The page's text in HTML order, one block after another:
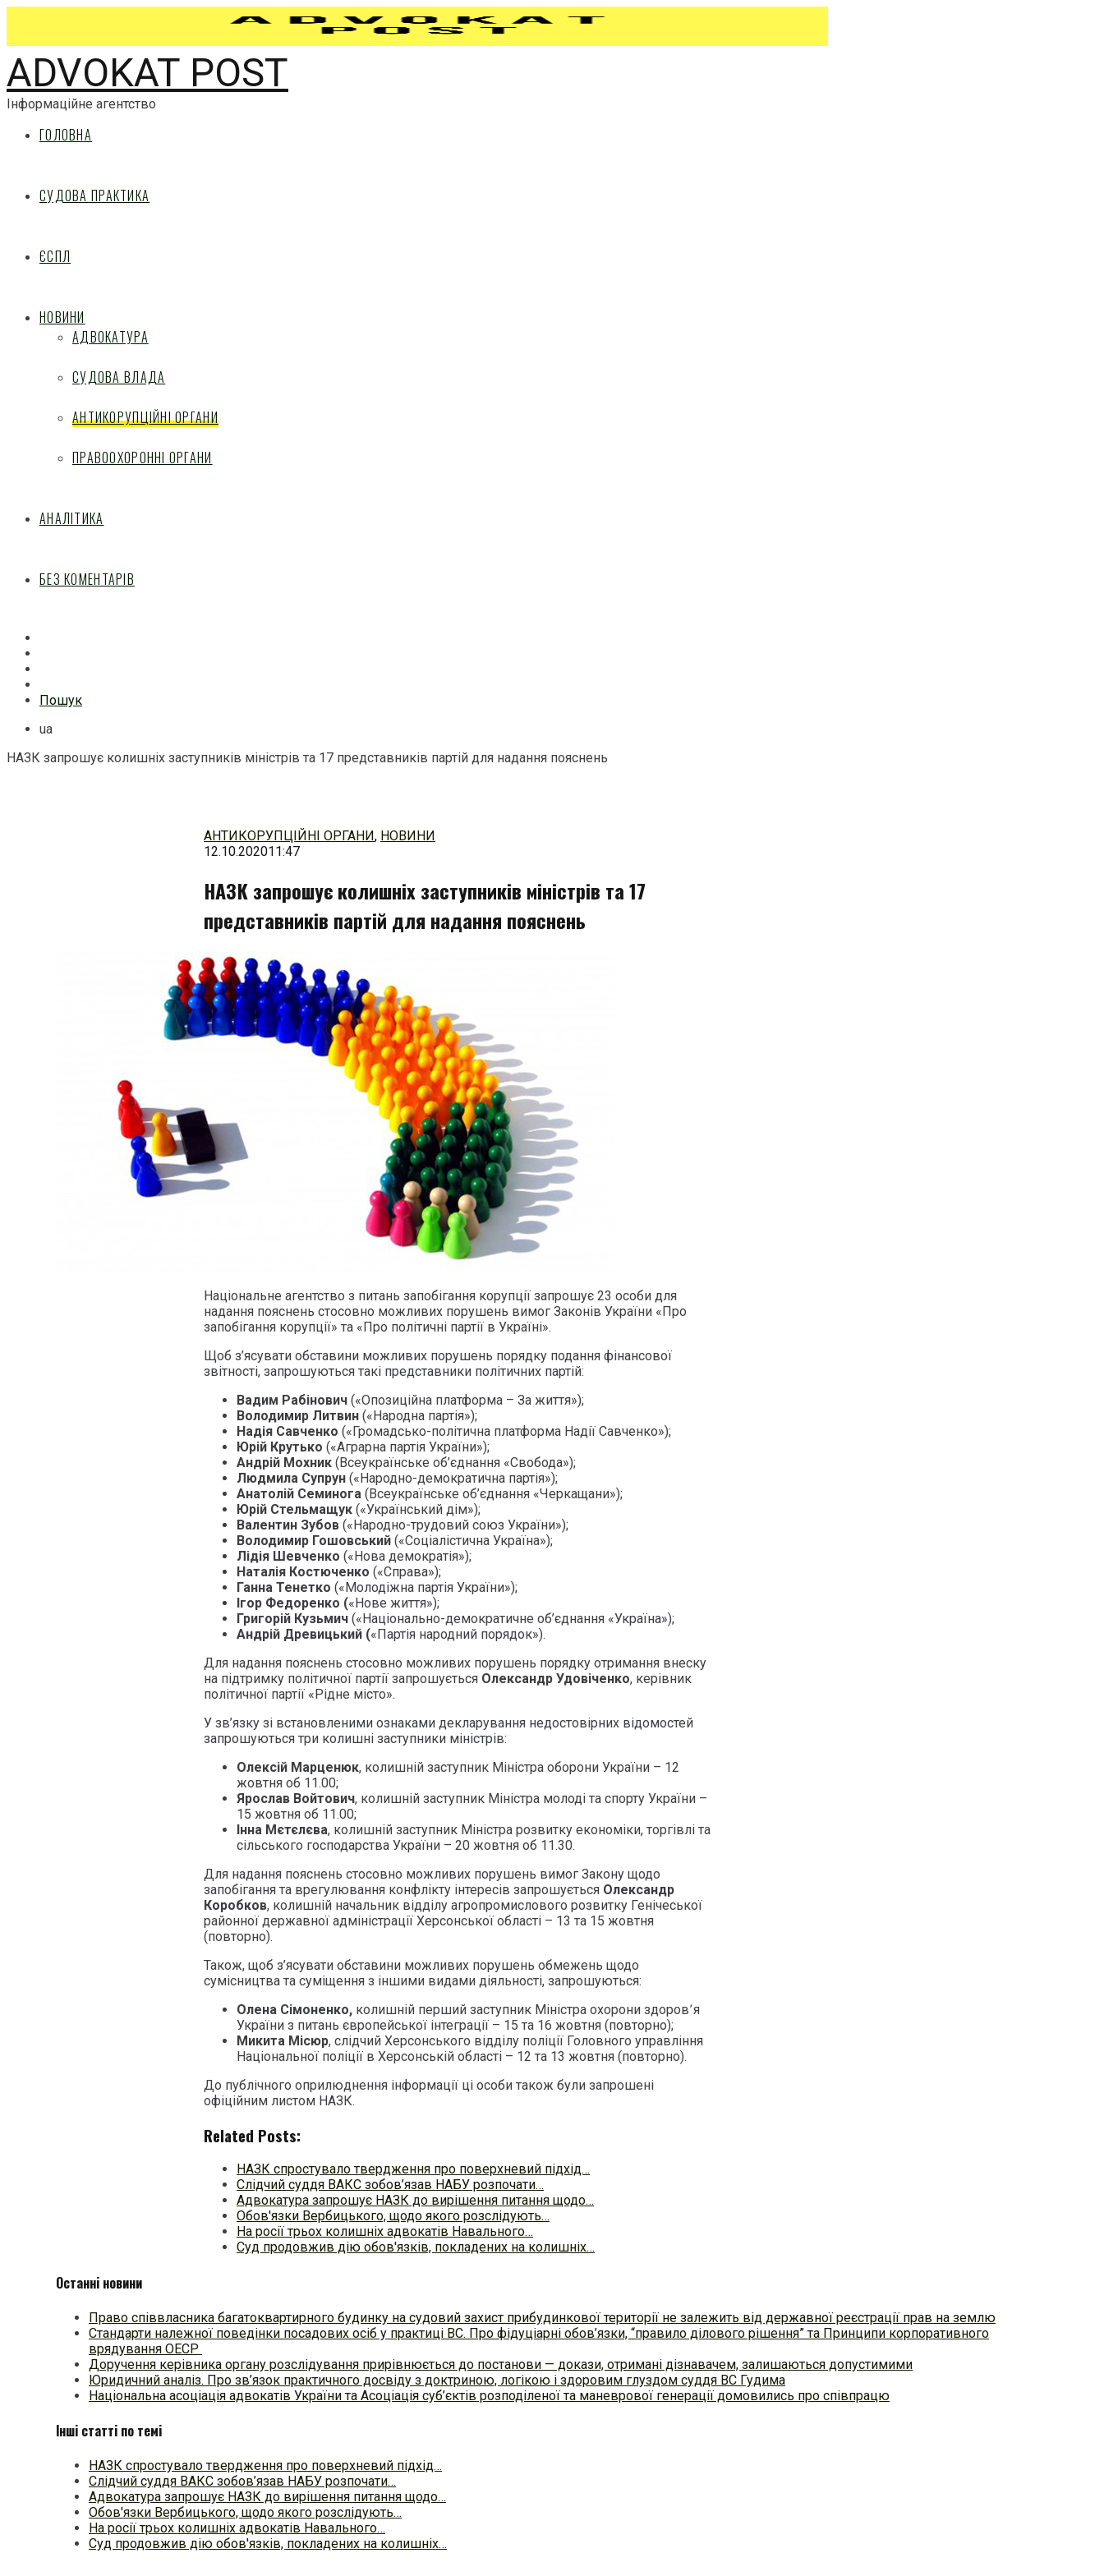
ADVOKAT POST
Інформаційне агентство
ГОЛОВНА
СУДОВА ПРАКТИКА
ЄСПЛ
НОВИНИ
АДВОКАТУРА
СУДОВА ВЛАДА
АНТИКОРУПЦІЙНІ ОРГАНИ
ПРАВООХОРОННІ ОРГАНИ
АНАЛІТИКА
БЕЗ КОМЕНТАРІВ
Пошук
ua
НАЗК запрошує колишніх заступників міністрів та 17 представників партій для надання пояснень
АНТИКОРУПЦІЙНІ ОРГАНИ, НОВИНИ
12.10.202011:47
НАЗК запрошує колишніх заступників міністрів та 17
представників партій для надання пояснень
Національне агентство з питань запобігання корупції запрошує 23 особи для
надання пояснень стосовно можливих порушень вимог Законів України «Про
запобігання корупції» та «Про політичні партії в Україні».
Щоб з’ясувати обставини можливих порушень порядку подання фінансової
звітності, запрошуються такі представники політичних партій:
Вадим Рабінович («Опозиційна платформа – За життя»);
Володимир Литвин («Народна партія»);
Надія Савченко («Громадсько-політична платформа Надії Савченко»);
Юрій Крутько («Аграрна партія України»);
Андрій Мохник (Всеукраїнське об’єднання «Свобода»);
Людмила Супрун («Народно-демократична партія»);
Анатолій Семинога (Всеукраїнське об’єднання «Черкащани»);
Юрій Стельмащук («Український дім»);
Валентин Зубов («Народно-трудовий союз України»);
Володимир Гошовський («Соціалістична Україна»);
Лідія Шевченко («Нова демократія»);
Наталія Костюченко («Справа»);
Ганна Тенетко («Молодіжна партія України»);
Ігор Федоренко («Нове життя»);
Григорій Кузьмич («Національно-демократичне об’єднання «Україна»);
Андрій Древицький («Партія народний порядок»).
Для надання пояснень стосовно можливих порушень порядку отримання внеску
на підтримку політичної партії запрошується Олександр Удовіченко, керівник
політичної партії «Рідне місто».
У зв’язку зі встановленими ознаками декларування недостовірних відомостей
запрошуються три колишні заступники міністрів:
Олексій Марценюк, колишній заступник Міністра оборони України – 12
жовтня об 11.00;
Ярослав Войтович, колишній заступник Міністра молоді та спорту України –
15 жовтня об 11.00;
Інна Мєтєлєва, колишній заступник Міністра розвитку економіки, торгівлі та
сільського господарства України – 20 жовтня об 11.30.
Для надання пояснень стосовно можливих порушень вимог Закону щодо
запобігання та врегулювання конфлікту інтересів запрошується Олександр
Коробков, колишній начальник відділу агропромислового розвитку Генічеської
районної державної адміністрації Херсонської області – 13 та 15 жовтня
(повторно).
Також, щоб з’ясувати обставини можливих порушень обмежень щодо
сумісництва та суміщення з іншими видами діяльності, запрошуються:
Олена Сімоненко, колишній перший заступник Міністра охорони здоров՚я
України з питань європейської інтеграції – 15 та 16 жовтня (повторно);
Микита Місюр, слідчий Херсонського відділу поліції Головного управління
Національної поліції в Херсонській області – 12 та 13 жовтня (повторно).
До публічного оприлюднення інформації ці особи також були запрошені
офіційним листом НАЗК.
Related Posts:
НАЗК спростувало твердження про поверхневий підхід…
Слідчий суддя ВАКС зобов’язав НАБУ розпочати…
Адвокатура запрошує НАЗК до вирішення питання щодо…
Обов'язки Вербицького, щодо якого розслідують…
На росії трьох колишніх адвокатів Навального…
Суд продовжив дію обов'язків, покладених на колишніх…
Останні новини
Право співвласника багатоквартирного будинку на судовий захист прибудинкової території не залежить від державної реєстрації прав на землю
Стандарти належної поведінки посадових осіб у практиці ВC. Про фідуціарні обов’язки, “правило ділового рішення” та Принципи корпоративного
врядування ОЕСР
Доручення керівника органу розслідування прирівнюється до постанови — докази, отримані дізнавачем, залишаються допустимими
Юридичний аналіз. Про зв’язок практичного досвіду з доктриною, логікою і здоровим глуздом суддя ВС Гудима
Національна асоціація адвокатів України та Асоціація суб’єктів розподіленої та маневрової генерації домовились про співпрацю
Інші статті по темі
НАЗК спростувало твердження про поверхневий підхід…
Слідчий суддя ВАКС зобов’язав НАБУ розпочати…
Адвокатура запрошує НАЗК до вирішення питання щодо…
Обов'язки Вербицького, щодо якого розслідують…
На росії трьох колишніх адвокатів Навального…
Суд продовжив дію обов'язків, покладених на колишніх…